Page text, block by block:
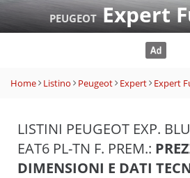
PEUGEOTExpert
Home Listino Peugeot Expert Expert
LISTINI PEUGEOT EXP.
EAT6 PL-TN F. PREM.:
DIMENSIONI E DATI